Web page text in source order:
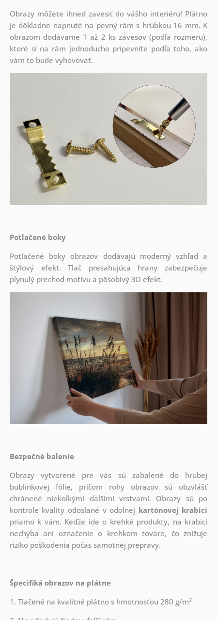
Obrazy môžete ihneď zavesiť do vášho interiéru! Plátno
je dôkladne napnuté na pevný rám s hrúbkou 16 mm. K
obrazom dodávame 1 až 2 ks závesov (podľa rozmeru),
ktoré si na rám jednoducho pripevníte podľa toho, ako
vám to bude vyhovovať.
Potlačené boky
Potlačené boky obrazov dodávajú moderný vzhľad a
štýlový efekt. Tlač presahujúca hrany zabezpečuje
plynulý prechod motívu a pôsobivý 3D efekt.
Bezpečné balenie
Obrazy vytvorené pre vás sú zabalené do hrubej
bublinkovej fólie, pričom rohy obrazov sú obzvlášť
chránené niekoľkými ďalšími vrstvami. Obrazy sú po
kontrole kvality odoslané v odolnej kartónovej krabici
priamo k vám. Keďže ide o krehké produkty, na krabici
nechýba ani označenie o krehkom tovare, čo znižuje
riziko poškodenia počas samotnej prepravy.
Špecifiká obrazov na plátne
1. Tlačené na kvalitné plátno s hmotnosťou 280 g/m2